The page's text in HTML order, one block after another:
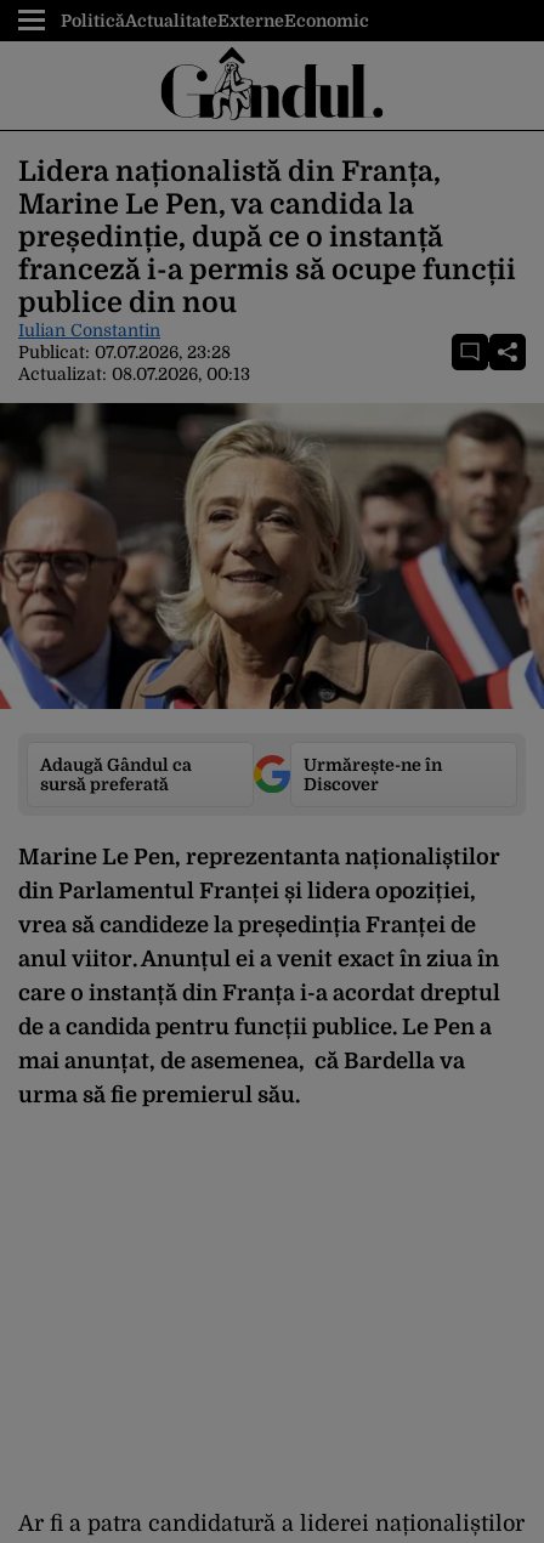
PoliticăActualitateExterneEconomic
Lidera naționalistă din Franța,
Marine Le Pen, va candida la
președinție, după ce o instanță
franceză i-a permis să ocupe funcții
publice din nou
Iulian Constantin
Publicat: 07.07.2026, 23:28
Actualizat: 08.07.2026, 00:13
Adaugă Gândul ca
sursă preferată
Urmărește-ne în
Discover
Marine Le Pen, reprezentanta naționaliștilor
din Parlamentul Franței și lidera opoziției,
vrea să candideze la președinția Franței de
anul viitor. Anunțul ei a venit exact în ziua în
care o instanță din Franța i-a acordat dreptul
de a candida pentru funcții publice. Le Pen a
mai anunțat, de asemenea, că Bardella va
urma să fie premierul său.
Ar fi a patra candidatură a liderei naționaliștilor